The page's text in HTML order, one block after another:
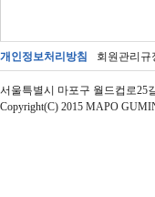
개인정보처리방침 회원관리규
서울특별시 마포구 월드컵로25
Copyright(C) 2015 MAPO